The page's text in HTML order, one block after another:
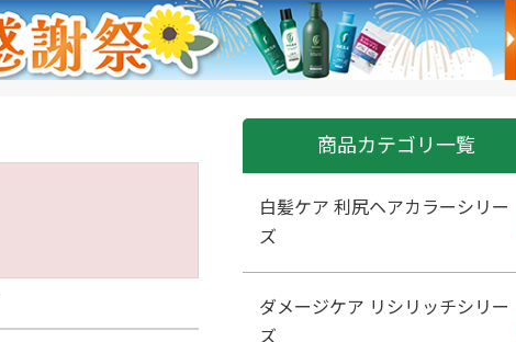
商品カテゴリ一覧
白髪ケア 利尻ヘアカラーシリー
ズ
ダメージケア リシリッチシリー
ズ